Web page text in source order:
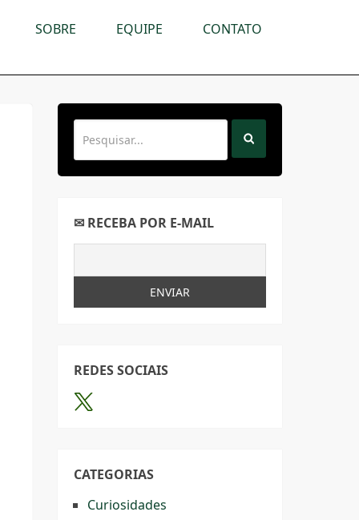
SOBRE EQUIPE CONTATO
✉ RECEBA POR E-MAIL
REDES SOCIAIS
CATEGORIAS
Curiosidades